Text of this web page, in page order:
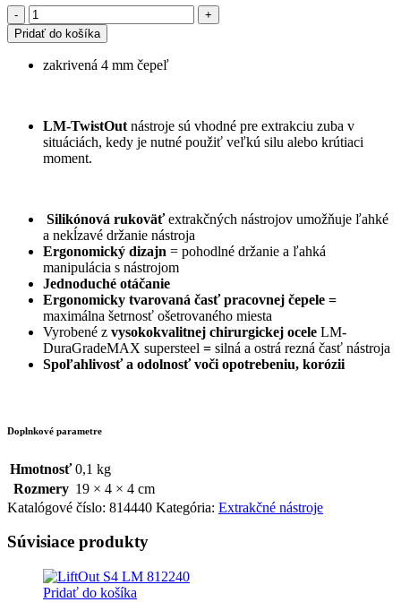
Pridať do košíka
zakrivená 4 mm čepeľ
LM-TwistOut nástroje sú vhodné pre extrakciu zuba v
situáciách, kedy je nutné použiť veľkú silu alebo krútiaci
moment.
Silikónová rukoväťextrakčných nástrojov umožňuje ľahké
a nekĺzavé držanie nástroja
Ergonomický dizajn = pohodlné držanie a ľahká
manipulácia s nástrojom
Jednoduché otáčanie
Ergonomicky tvarovaná časť pracovnej čepele =
maximálna šetrnosť ošetrovaného miesta
Vyrobené z vysokokvalitnej chirurgickej ocele LM-
DuraGradeMAX supersteel = silná a ostrá rezná časť nástroja
Spoľahlivosť a odolnosť voči opotrebeniu, korózii
Doplnkové parametre
Hmotnosť 0,1 kg
Rozmery 19 × 4 × 4 cm
Katalógové číslo: 814440 Kategória: Extrakčné nástroje
Súvisiace produkty
Pridať do košíka